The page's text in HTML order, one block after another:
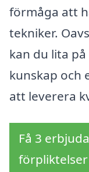
förmåga att
tekniker.
kan du lita
kunskap och
att leverera
Få 3
förpliktelser